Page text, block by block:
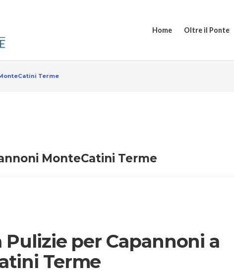
Home Oltre il Ponte
Terme
MonteCatini Terme
Pulizie per Capannoni a
Terme